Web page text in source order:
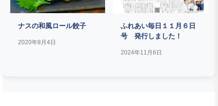
ナスの和風ロール餃子
2020年8月4日
ふれあい毎日１１月６日
号 発行しました！
2024年11月6日